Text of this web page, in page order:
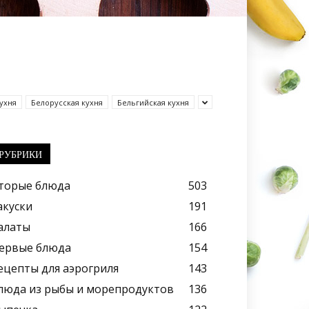
Белорусская кухня Бельгийская кухня
блюда
503
191
166
блюда
154
для аэрогриля
143
из рыбы и морепродуктов
136